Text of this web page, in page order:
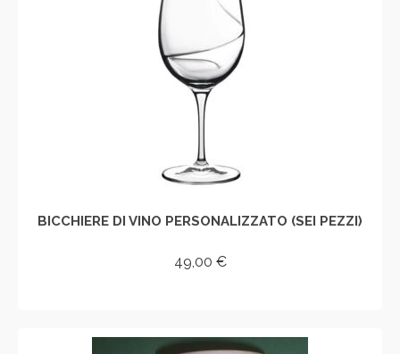
BICCHIERE DI VINO PERSONALIZZATO (SEI PEZZI)
49,00 €